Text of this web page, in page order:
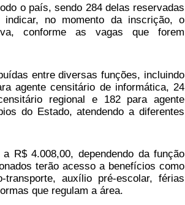
o país, sendo 284 delas reservadas
no momento da inscrição, o
conforme as vagas que forem
entre diversas funções, incluindo
agente censitário de informática, 24
regional e 182 para agente
do Estado, atendendo a diferentes
R$ 4.008,00, dependendo da função
terão acesso a benefícios como
auxílio pré-escolar, férias
que regulam a área.